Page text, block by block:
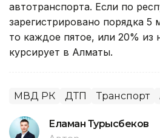
автотранспорта. Если по
зарегистрировано порядка 5
то каждое пятое, или 20% из
курсирует в Алматы.
МВД РК ДТП Транспорт
Еламан Турысбеков